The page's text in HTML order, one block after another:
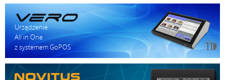
Urządzenie
All in One
z systemem GoPOS